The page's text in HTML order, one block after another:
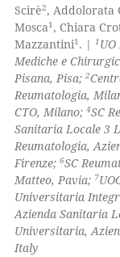
how this article has
atscite.ai
shows how a scientific
cited by providing
of the citation, a
describing
mentions, or
claim, and a label
in which section
Scirè2, Addolorata
Mosca1 , Chiara
Mazzantini1 . |1
Mediche e
Pisana, Pisa;2
Reumatologia,
CTO, Milano;4SC
Sanitaria Locale 3
Reumatologia,
Firenze;6SC
Matteo, Pavia; 7
Universitaria
Azienda Sanitaria
Universitaria,
Italy